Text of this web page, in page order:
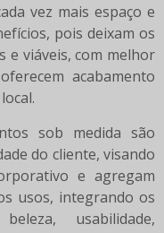
vez mais espaço e
pois deixam os
e viáveis, com melhor
acabamento
sob medida são
do cliente, visando
e agregam
usos, integrando os
usabilidade,